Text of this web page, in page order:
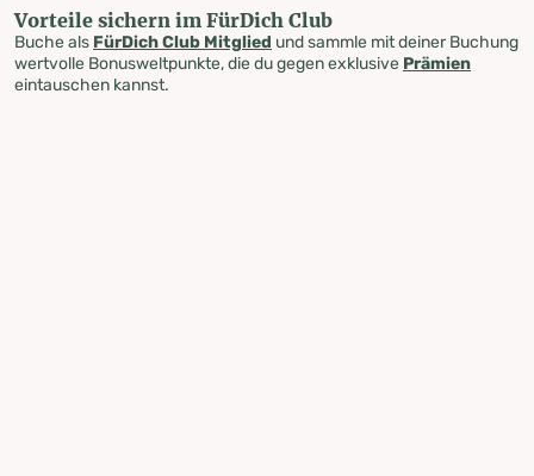
Vorteile sichern im FürDich Club
Buche als FürDich Club Mitglied und sammle mit deiner Buchung
wertvolle Bonusweltpunkte, die du gegen exklusive Prämien
eintauschen kannst.